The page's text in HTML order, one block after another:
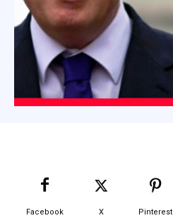
Facebook X Pinterest